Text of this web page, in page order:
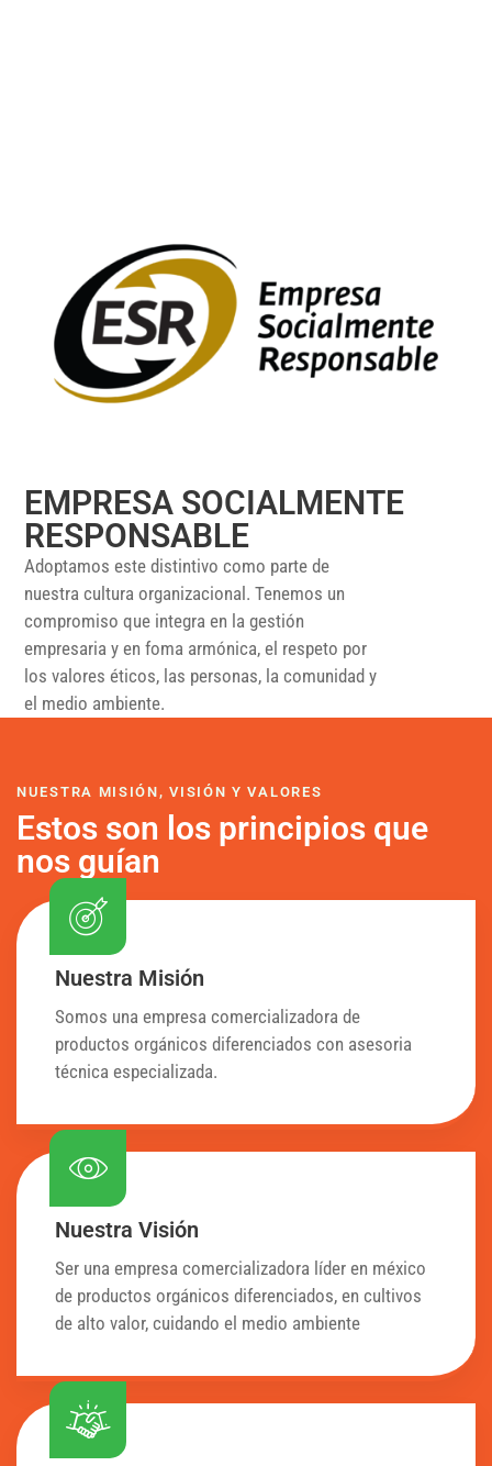
EMPRESA SOCIALMENTE
RESPONSABLE
Adoptamos este distintivo como parte de
nuestra cultura organizacional. Tenemos un
compromiso que integra en la gestión
empresaria y en foma armónica, el respeto por
los valores éticos, las personas, la comunidad y
el medio ambiente.
NUESTRA MISIÓN, VISIÓN Y VALORES
Estos son los principios que
nos guían
Nuestra Misión
Somos una empresa comercializadora de
productos orgánicos diferenciados con asesoria
técnica especializada.
Nuestra Visión
Ser una empresa comercializadora líder en méxico
de productos orgánicos diferenciados, en cultivos
de alto valor, cuidando el medio ambiente